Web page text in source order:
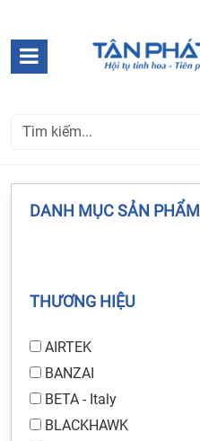
DANH MỤC SẢN PHẨM
THƯƠNG HIỆU
AIRTEK
BANZAI
BETA - Italy
BLACKHAWK